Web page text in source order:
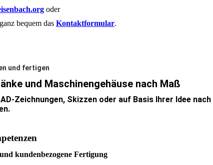
oder
bequem das Kontaktformular.
und fertigen
und Maschinengehäuse nach Maß
Zeichnungen, Skizzen oder auf Basis Ihrer Idee
kundenbezogene Fertigung